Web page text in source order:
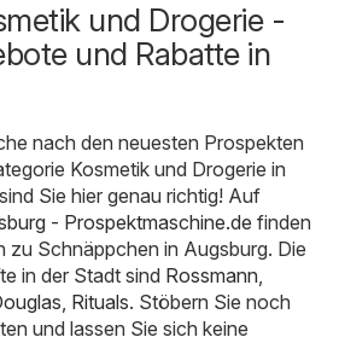
und Drogerie -
und Rabatte in
nach den neuesten Prospekten
Kosmetik und Drogerie in
Sie hier genau richtig! Auf
- Prospektmaschine.de finden
zu Schnäppchen in Augsburg. Die
in der Stadt sind Rossmann,
, Rituals. Stöbern Sie noch
und lassen Sie sich keine